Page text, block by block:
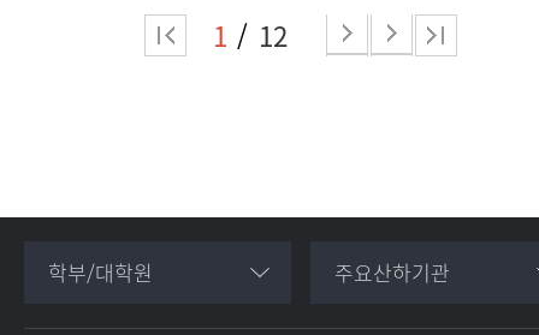
1 12
학부/대학원 주요산하기관